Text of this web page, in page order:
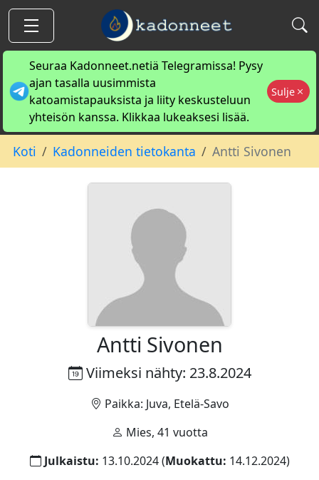
Seuraa Kadonneet.netiä Telegramissa! Pysy
ajan tasalla uusimmista
katoamistapauksista ja liity keskusteluun
yhteisön kanssa. Klikkaa lukeaksesi lisää.
Sulje
Koti Kadonneiden tietokanta Antti Sivonen
Antti Sivonen
Viimeksi nähty: 23.8.2024
Paikka: Juva, Etelä-Savo
Mies, 41 vuotta
Julkaistu: 13.10.2024 (Muokattu: 14.12.2024)